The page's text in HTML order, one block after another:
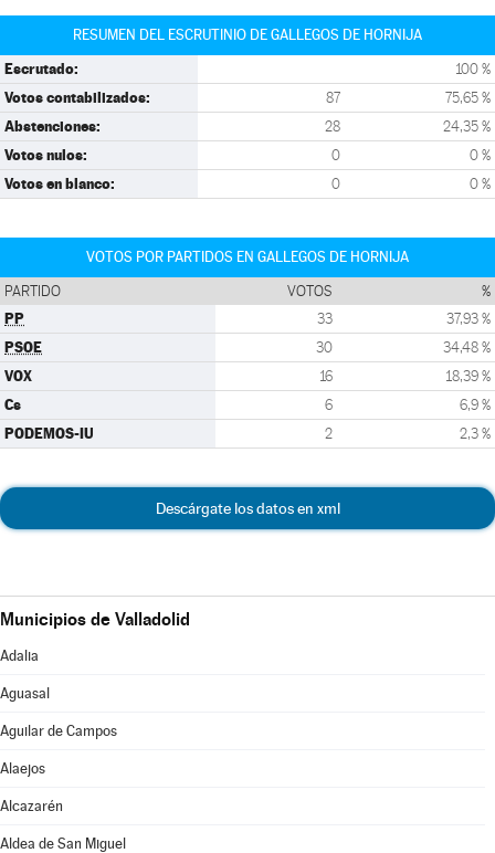
RESUMEN DEL ESCRUTINIO DE GALLEGOS DE HORNIJA
Escrutado: 100 %
Votos contabilizados: 87 75,65 %
Abstenciones: 28 24,35 %
Votos nulos: 0 0 %
Votos en blanco: 0 0 %
VOTOS POR PARTIDOS EN GALLEGOS DE HORNIJA
PARTIDO VOTOS %
PP 33 37,93 %
PSOE 30 34,48 %
VOX 16 18,39 %
Cs 6 6,9 %
PODEMOS-IU 2 2,3 %
Descárgate los datos en xml
Municipios de Valladolid
Adalia
Aguasal
Aguilar de Campos
Alaejos
Alcazarén
Aldea de San Miguel